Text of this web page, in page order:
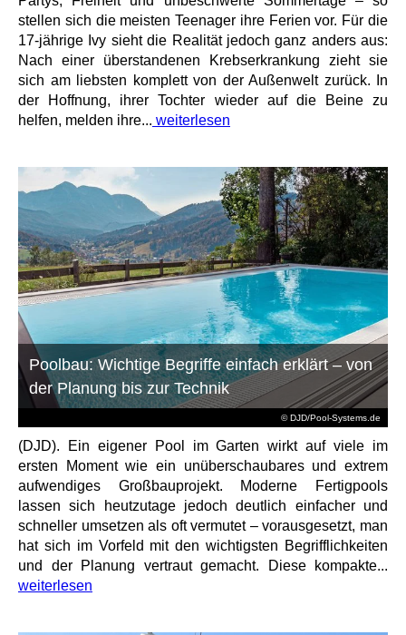
stellen sich die meisten Teenager ihre Ferien vor. Für die
17-jährige Ivy sieht die Realität jedoch ganz anders aus:
Nach einer überstandenen Krebserkrankung zieht sie
sich am liebsten komplett von der Außenwelt zurück. In
der Hoffnung, ihrer Tochter wieder auf die Beine zu
helfen, melden ihre... weiterlesen
© DJD/Pool-Systems.de
Poolbau: Wichtige Begriffe einfach erklärt – von
der Planung bis zur Technik
(DJD). Ein eigener Pool im Garten wirkt auf viele im
ersten Moment wie ein unüberschaubares und extrem
aufwendiges Großbauprojekt. Moderne Fertigpools
lassen sich heutzutage jedoch deutlich einfacher und
schneller umsetzen als oft vermutet – vorausgesetzt, man
hat sich im Vorfeld mit den wichtigsten Begrifflichkeiten
und der Planung vertraut gemacht. Diese kompakte...
weiterlesen